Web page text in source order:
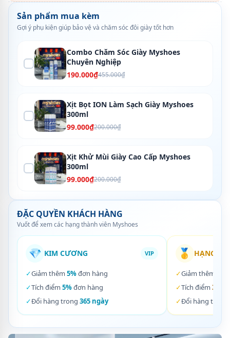
Sản phẩm mua kèm
Gợi ý phụ kiện giúp bảo vệ và chăm sóc đôi giày tốt hơn
Combo Chăm Sóc Giày Myshoes
Chuyên Nghiệp
190.000₫455.000₫
Xịt Bọt ION Làm Sạch Giày Myshoes
300ml
99.000₫200.000₫
Xịt Khử Mùi Giày Cao Cấp Myshoes
300ml
99.000₫200.000₫
ĐẶC QUYỀN KHÁCH HÀNG
Vuốt để xem các hạng thành viên Myshoes
💎 KIM CƯƠNG VIP
✓Giảm thêm 5%đơn hàng
✓Tích điểm 5%đơn hàng
✓Đổi hàng trong 365 ngày
🥇 HẠNG
✓Giảm thêm
✓Tích điểm 3%
✓Đổi hàng trong